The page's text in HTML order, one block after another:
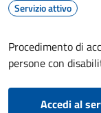
Servizio attivo
Procedimento di
persone con
Accedi al